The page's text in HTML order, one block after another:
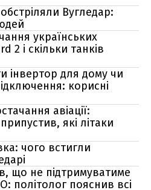
Вугледар:
українських
2 і скільки танків
інвертор для дому чи
корисні
авіації:
які літаки
чого встигли
що не підтримуватиме
політолог пояснив всі